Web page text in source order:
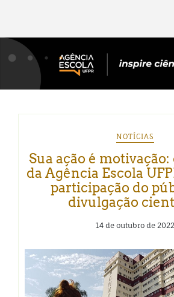
NOTÍCIAS
Sua ação é
da Agência Escola
participação do
divulgação
14 de outubro de 2022